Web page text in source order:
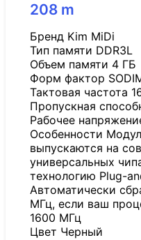
208 m
Бренд Kim MiDi
Тип памяти DDR3L
Объем памяти 4 ГБ
Форм фактор
Тактовая частота
Пропускная
Рабочее
Особенности
выпускаются на
универсальных
технологию Plug-
Автоматически
МГц, если ваш
1600 МГц
Цвет Черный